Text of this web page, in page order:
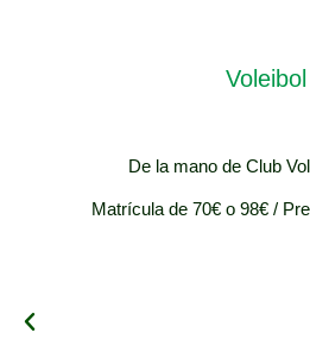
Voleibol
De la mano de Club
Matrícula de 70€ o 98€ /